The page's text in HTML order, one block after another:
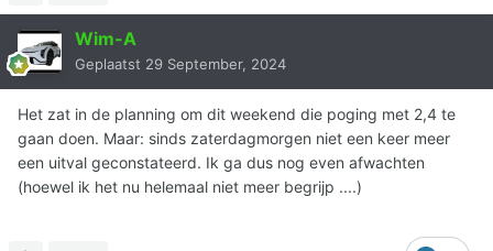
Wim-A
Geplaatst 29 September, 2024
Het zat in de planning om dit weekend die poging met 2,4 te
gaan doen. Maar: sinds zaterdagmorgen niet een keer meer
een uitval geconstateerd. Ik ga dus nog even afwachten
(hoewel ik het nu helemaal niet meer begrijp ....)